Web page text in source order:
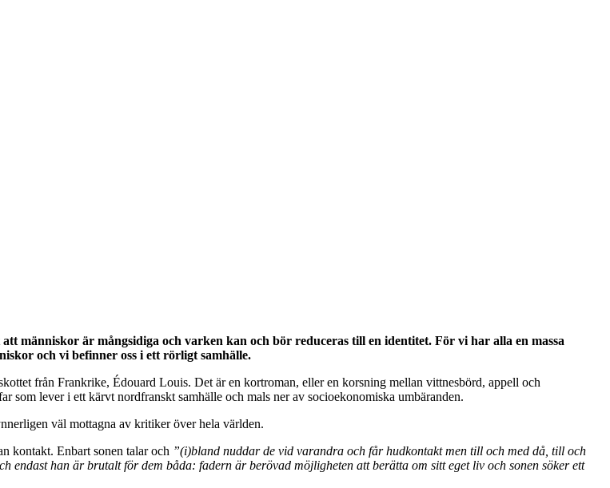
människor är mångsidiga och varken kan och bör reduceras till en identitet. För vi har alla en massa
och vi befinner oss i ett rörligt samhälle.
från Frankrike, Édouard Louis. Det är en kortroman, eller en korsning mellan vittnesbörd, appell och
som lever i ett kärvt nordfranskt samhälle och mals ner av socioekonomiska umbäranden.
väl mottagna av kritiker över hela världen.
kontakt. Enbart sonen talar och ”(i)bland nuddar de vid varandra och får hudkontakt men till och med då, till och
han är brutalt för dem båda: fadern är berövad möjligheten att berätta om sitt eget liv och sonen söker ett